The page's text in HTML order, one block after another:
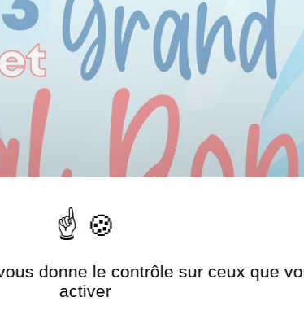
donne le contrôle sur ceux que
activer